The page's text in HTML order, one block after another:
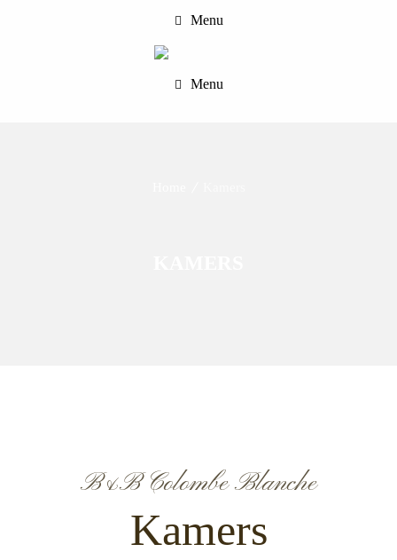
Menu
Menu
B&B Colombe Blanche
Kamers